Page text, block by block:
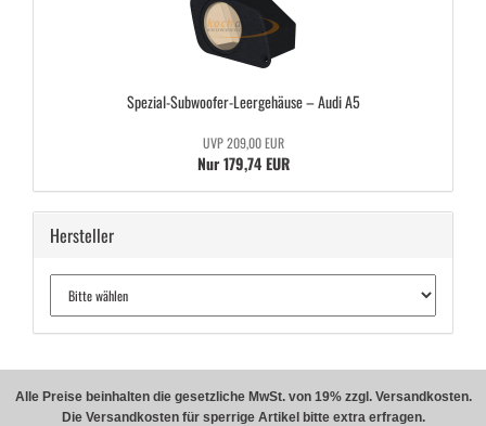
Spezial-​Subwoofer-Leergehäuse – Audi A5
UVP 209,00 EUR
Nur 179,74 EUR
Hersteller
Alle Preise beinhalten die gesetzliche MwSt. von 19% zzgl. Versandkosten.
Die Versandkosten für sperrige Artikel bitte extra erfragen.